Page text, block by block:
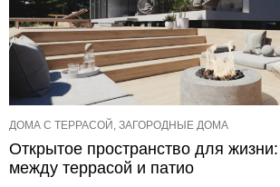
ДОМА С ТЕРРАСОЙ, ЗАГОРОДНЫЕ ДОМА
Открытое пространство для
между террасой и патио